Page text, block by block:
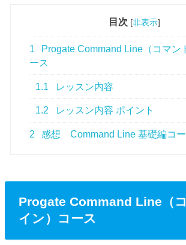
目次 [非表示]
1
Progate Command Line（コマン
ース
1.1 レッスン内容
1.2 レッスン内容 ポイント
2 感想 Command Line 基礎編コ
Progate Command Line（
イン）コース